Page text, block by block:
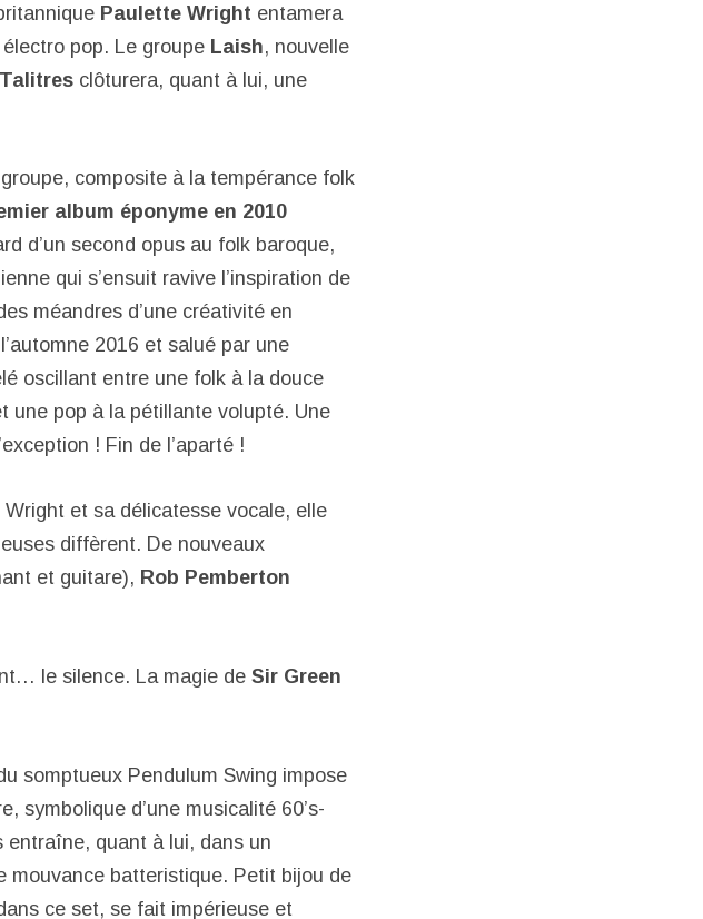
Paulette Wright entamera
pop. Le groupe Laish, nouvelle
Talitres clôturera, quant à lui, une
composite à la tempérance folk
album éponyme en 2010
d’un second opus au folk baroque,
qui s’ensuit ravive l’inspiration de
méandres d’une créativité en
2016 et salué par une
oscillant entre une folk à la douce
une pop à la pétillante volupté. Une
! Fin de l’aparté !
Wright et sa délicatesse vocale, elle
diffèrent. De nouveaux
et guitare), Rob Pemberton
le silence. La magie de Sir Green
somptueux Pendulum Swing impose
symbolique d’une musicalité 60’s-
entraîne, quant à lui, dans un
mouvance batteristique. Petit bijou de
ce set, se fait impérieuse et